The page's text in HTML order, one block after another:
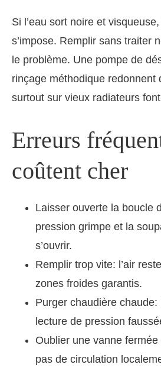
Si l’eau sort noire et
s’impose. Remplir sans traiter
le problème. Une pompe de
rinçage méthodique redonnent
surtout sur vieux radiateurs
Erreurs
coûtent cher
Laisser ouverte la boucle
pression grimpe et la
s’ouvrir.
Remplir trop vite: l’air
zones froides garantis.
Purger chaudière
lecture de pression
Oublier une vanne
pas de circulation